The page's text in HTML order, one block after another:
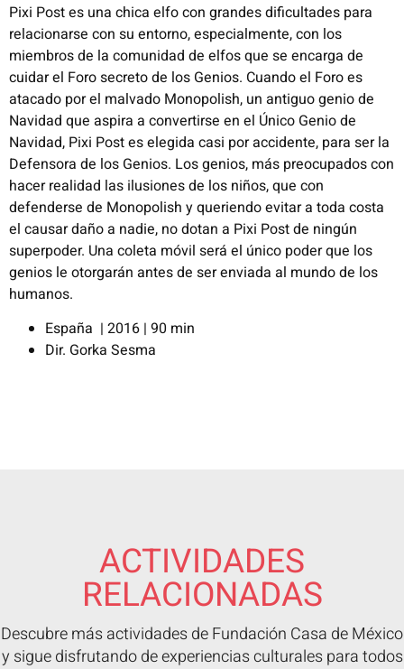
Pixi Post es una chica elfo con grandes dificultades para
relacionarse con su entorno, especialmente, con los
miembros de la comunidad de elfos que se encarga de
cuidar el Foro secreto de los Genios. Cuando el Foro es
atacado por el malvado Monopolish, un antiguo genio de
Navidad que aspira a convertirse en el Único Genio de
Navidad, Pixi Post es elegida casi por accidente, para ser la
Defensora de los Genios. Los genios, más preocupados con
hacer realidad las ilusiones de los niños, que con
defenderse de Monopolish y queriendo evitar a toda costa
el causar daño a nadie, no dotan a Pixi Post de ningún
superpoder. Una coleta móvil será el único poder que los
genios le otorgarán antes de ser enviada al mundo de los
humanos.
España | 2016 | 90 min
Dir. Gorka Sesma
ACTIVIDADES
RELACIONADAS
Descubre más actividades de Fundación Casa de México
y sigue disfrutando de experiencias culturales para todos